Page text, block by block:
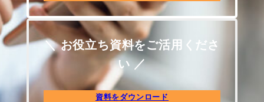
＼ お役立ち資料をご活用くださ
い ／
資料をダウンロード